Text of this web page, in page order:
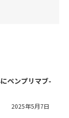
ペンプリマブ-
2025年5月7日